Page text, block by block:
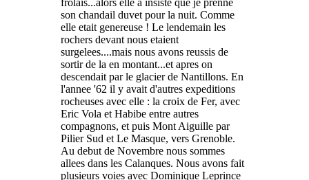
son chandail duvet pour la nuit. Comme
elle etait genereuse ! Le lendemain les
rochers devant nous etaient
surgelees....mais nous avons reussis de
sortir de la en montant...et apres on
descendait par le glacier de Nantillons. En
l'annee '62 il y avait d'autres expeditions
rocheuses avec elle : la croix de Fer, avec
Eric Vola et Habibe entre autres
compagnons, et puis Mont Aiguille par
Pilier Sud et Le Masque, vers Grenoble.
Au debut de Novembre nous sommes
allees dans les Calanques. Nous avons fait
plusieurs voies avec Dominique Leprince